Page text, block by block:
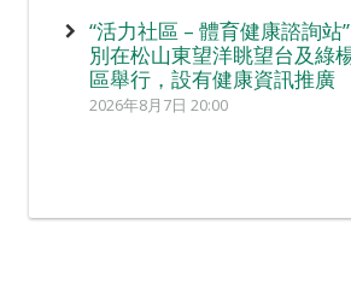
“活力社區 – 體育健康諮詢站
別在松山東望洋眺望台及綠
區舉行，設有健康資訊推廣
2026年8月7日 20:00